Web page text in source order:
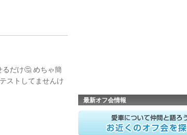
だけ🤔 めちゃ簡
ストしてませんけ
最新オフ会情報